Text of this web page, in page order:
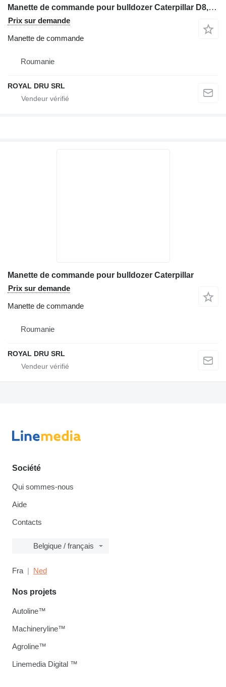
Manette de commande pour bulldozer Caterpillar D8, D9, D10
Prix sur demande
Manette de commande
Roumanie
ROYAL DRU SRL
Manette de commande pour bulldozer Caterpillar
Prix sur demande
Manette de commande
Roumanie
ROYAL DRU SRL
Société
Qui sommes-nous
Aide
Contacts
Belgique / français
Fra Ned
Nos projets
Autoline™
Machineryline™
Agroline™
Linemedia Digital ™